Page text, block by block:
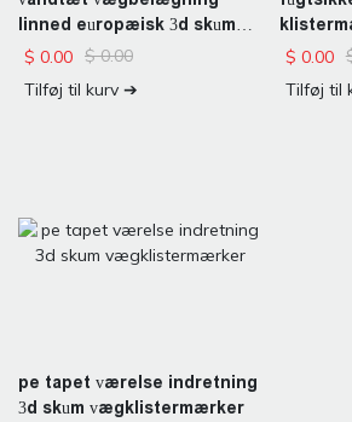
linned europæisk 3d skum
tapet
$ 0.00 $0.00
Tilføj til kurv ➔
væg
$ 0.00
Tilføj til
pe tapet værelse indretning
3d skum vægklistermærker